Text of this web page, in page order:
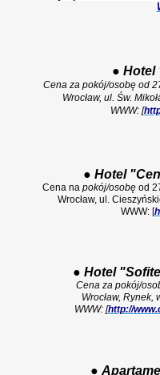
● Hotel
Cena za pokój/osobę od
Wrocław, ul. Św.
WWW: [
● Hotel "
Cena na pokój/osobę od
Wrocław, ul.
WWW: [
● Hotel "
Cena za pokój/
Wrocław,
WWW: [http://
●